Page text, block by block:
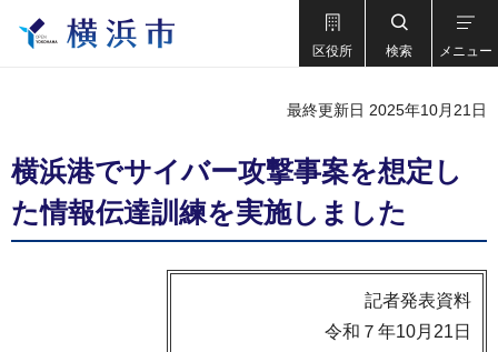
区役所 検索 メニュー
最終更新日 2025年10月21日
横浜港でサイバー攻撃事案を想定し
た情報伝達訓練を実施しました
記者発表資料
令和７年10月21日